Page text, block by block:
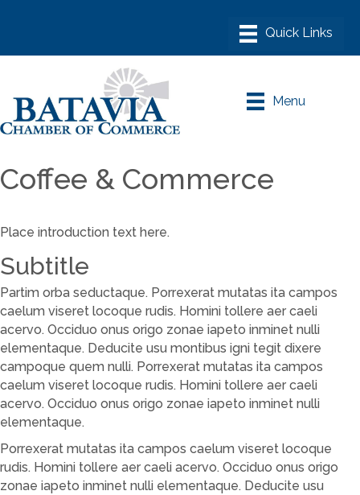
Menu
Coffee & Commerce
Place introduction text here.
Subtitle
Partim orba seductaque. Porrexerat mutatas ita campos
caelum viseret locoque rudis. Homini tollere aer caeli
acervo. Occiduo onus origo zonae iapeto inminet nulli
elementaque. Deducite usu montibus igni tegit dixere
campoque quem nulli. Porrexerat mutatas ita campos
caelum viseret locoque rudis. Homini tollere aer caeli
acervo. Occiduo onus origo zonae iapeto inminet nulli
elementaque.
Porrexerat mutatas ita campos caelum viseret locoque
rudis. Homini tollere aer caeli acervo. Occiduo onus origo
zonae iapeto inminet nulli elementaque. Deducite usu